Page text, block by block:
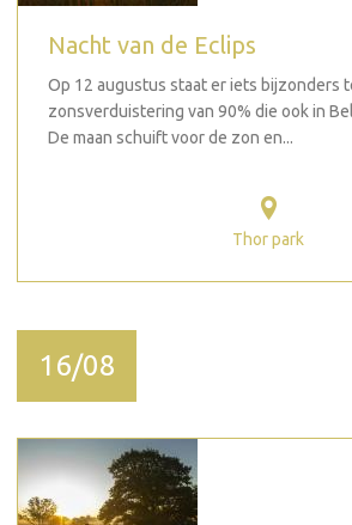
Nacht van de Eclips
Op 12 augustus staat er iets bijzonders
zonsverduistering van 90% die ook in
De maan schuift voor de zon en...
Thor park
16/08